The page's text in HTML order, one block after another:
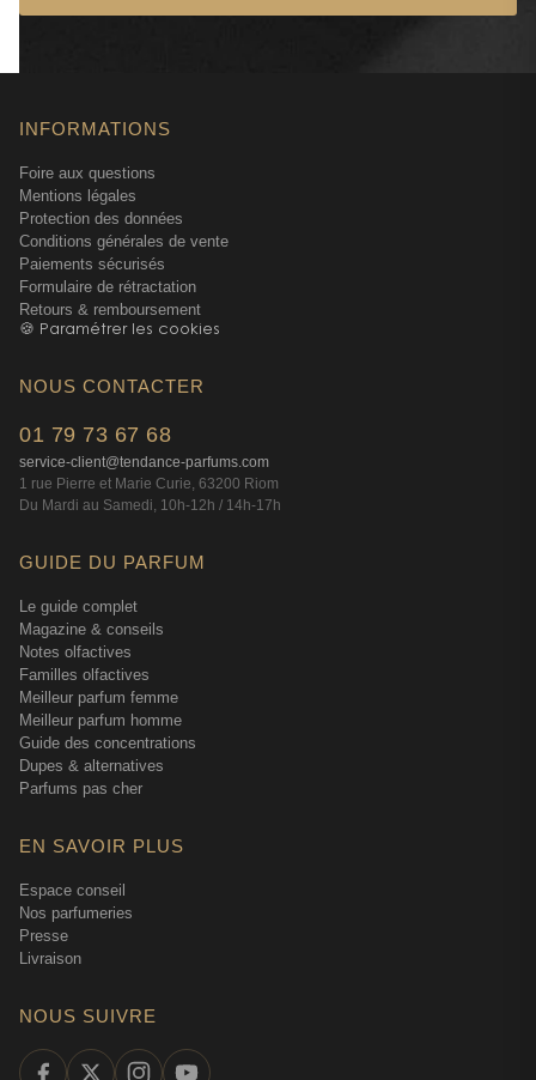
INFORMATIONS
Foire aux questions
Mentions légales
Protection des données
Conditions générales de vente
Paiements sécurisés
Formulaire de rétractation
Retours & remboursement
🍪 Paramétrer les cookies
NOUS CONTACTER
01 79 73 67 68
service-client@tendance-parfums.com
1 rue Pierre et Marie Curie, 63200 Riom
Du Mardi au Samedi, 10h-12h / 14h-17h
GUIDE DU PARFUM
Le guide complet
Magazine & conseils
Notes olfactives
Familles olfactives
Meilleur parfum femme
Meilleur parfum homme
Guide des concentrations
Dupes & alternatives
Parfums pas cher
EN SAVOIR PLUS
Espace conseil
Nos parfumeries
Presse
Livraison
NOUS SUIVRE